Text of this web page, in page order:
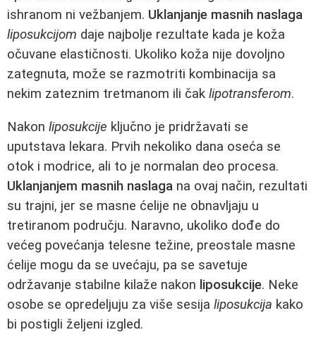
ishranom ni vežbanjem. Uklanjanje masnih naslaga
liposukcijom daje najbolje rezultate kada je koža
očuvane elastičnosti. Ukoliko koža nije dovoljno
zategnuta, može se razmotriti kombinacija sa
nekim zateznim tretmanom ili čak lipotransferom.
Nakon liposukcije ključno je pridržavati se
uputstava lekara. Prvih nekoliko dana oseća se
otok i modrice, ali to je normalan deo procesa.
Uklanjanjem masnih naslaga na ovaj način, rezultati
su trajni, jer se masne ćelije ne obnavljaju u
tretiranom području. Naravno, ukoliko dođe do
većeg povećanja telesne težine, preostale masne
ćelije mogu da se uvećaju, pa se savetuje
održavanje stabilne kilaže nakon liposukcije. Neke
osobe se opredeljuju za više sesija liposukcija kako
bi postigli željeni izgled.